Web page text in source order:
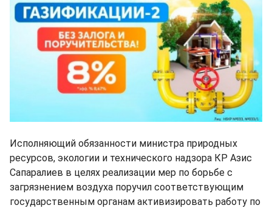
Исполняющий обязанности министра природных
ресурсов, экологии и технического надзора КР Азис
Сапаралиев в целях реализации мер по борьбе с
загрязнением воздуха поручил соответствующим
государственным органам активизировать работу по